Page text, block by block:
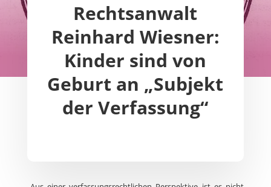
Rechtsanwalt
Reinhard Wiesner:
Kinder sind von
Geburt an „Subjekt
der Verfassung“